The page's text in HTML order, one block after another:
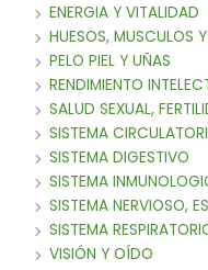
ENERGIA Y VITALIDAD
HUESOS, MUSCULOS
PELO PIEL Y UÑAS
RENDIMIENTO
SALUD SEXUAL,
SISTEMA
SISTEMA DIGESTIVO
SISTEMA
SISTEMA NERVIOSO,
SISTEMA
VISIÓN Y OÍDO